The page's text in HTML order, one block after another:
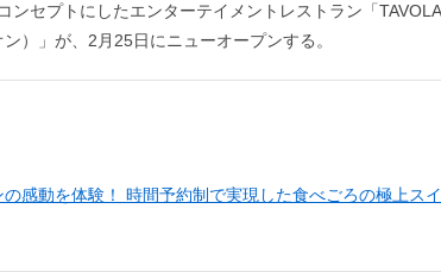
ンセプトにしたエンターテイメントレストラン「
）」が、2月25日にニューオープンする。
感動を体験！ 時間予約制で実現した食べごろの極上ス